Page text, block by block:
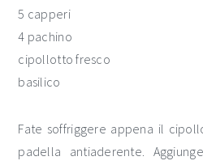
5 capperi
4 pachino
cipollotto fresco
basilico
Fate soffriggere appena il
padella antiaderente.